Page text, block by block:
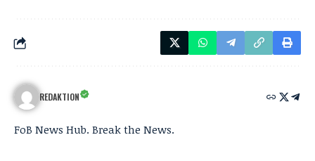
REDAKTION
FoB News Hub. Break the News.